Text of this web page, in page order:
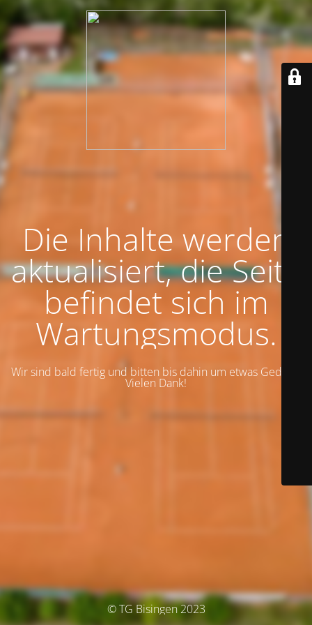
Die Inhalte werden
aktualisiert, die Seite
befindet sich im
Wartungsmodus.
Wir sind bald fertig und bitten bis dahin um etwas Geduld.
Vielen Dank!
© TG Bisingen 2023